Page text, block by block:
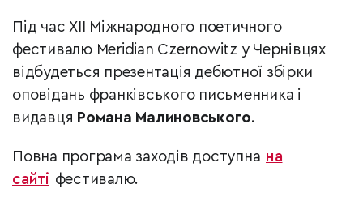
Під час ХІІ Міжнародного поетичного
фестивалю Meridian Czernowitz у Чернівцях
відбудеться презентація дебютної збірки
оповідань франківського письменника і
видавця Романа Малиновського.
Повна програма заходів доступна на
сайті фестивалю.